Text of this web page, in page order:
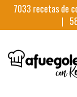
7033 recetas de
|